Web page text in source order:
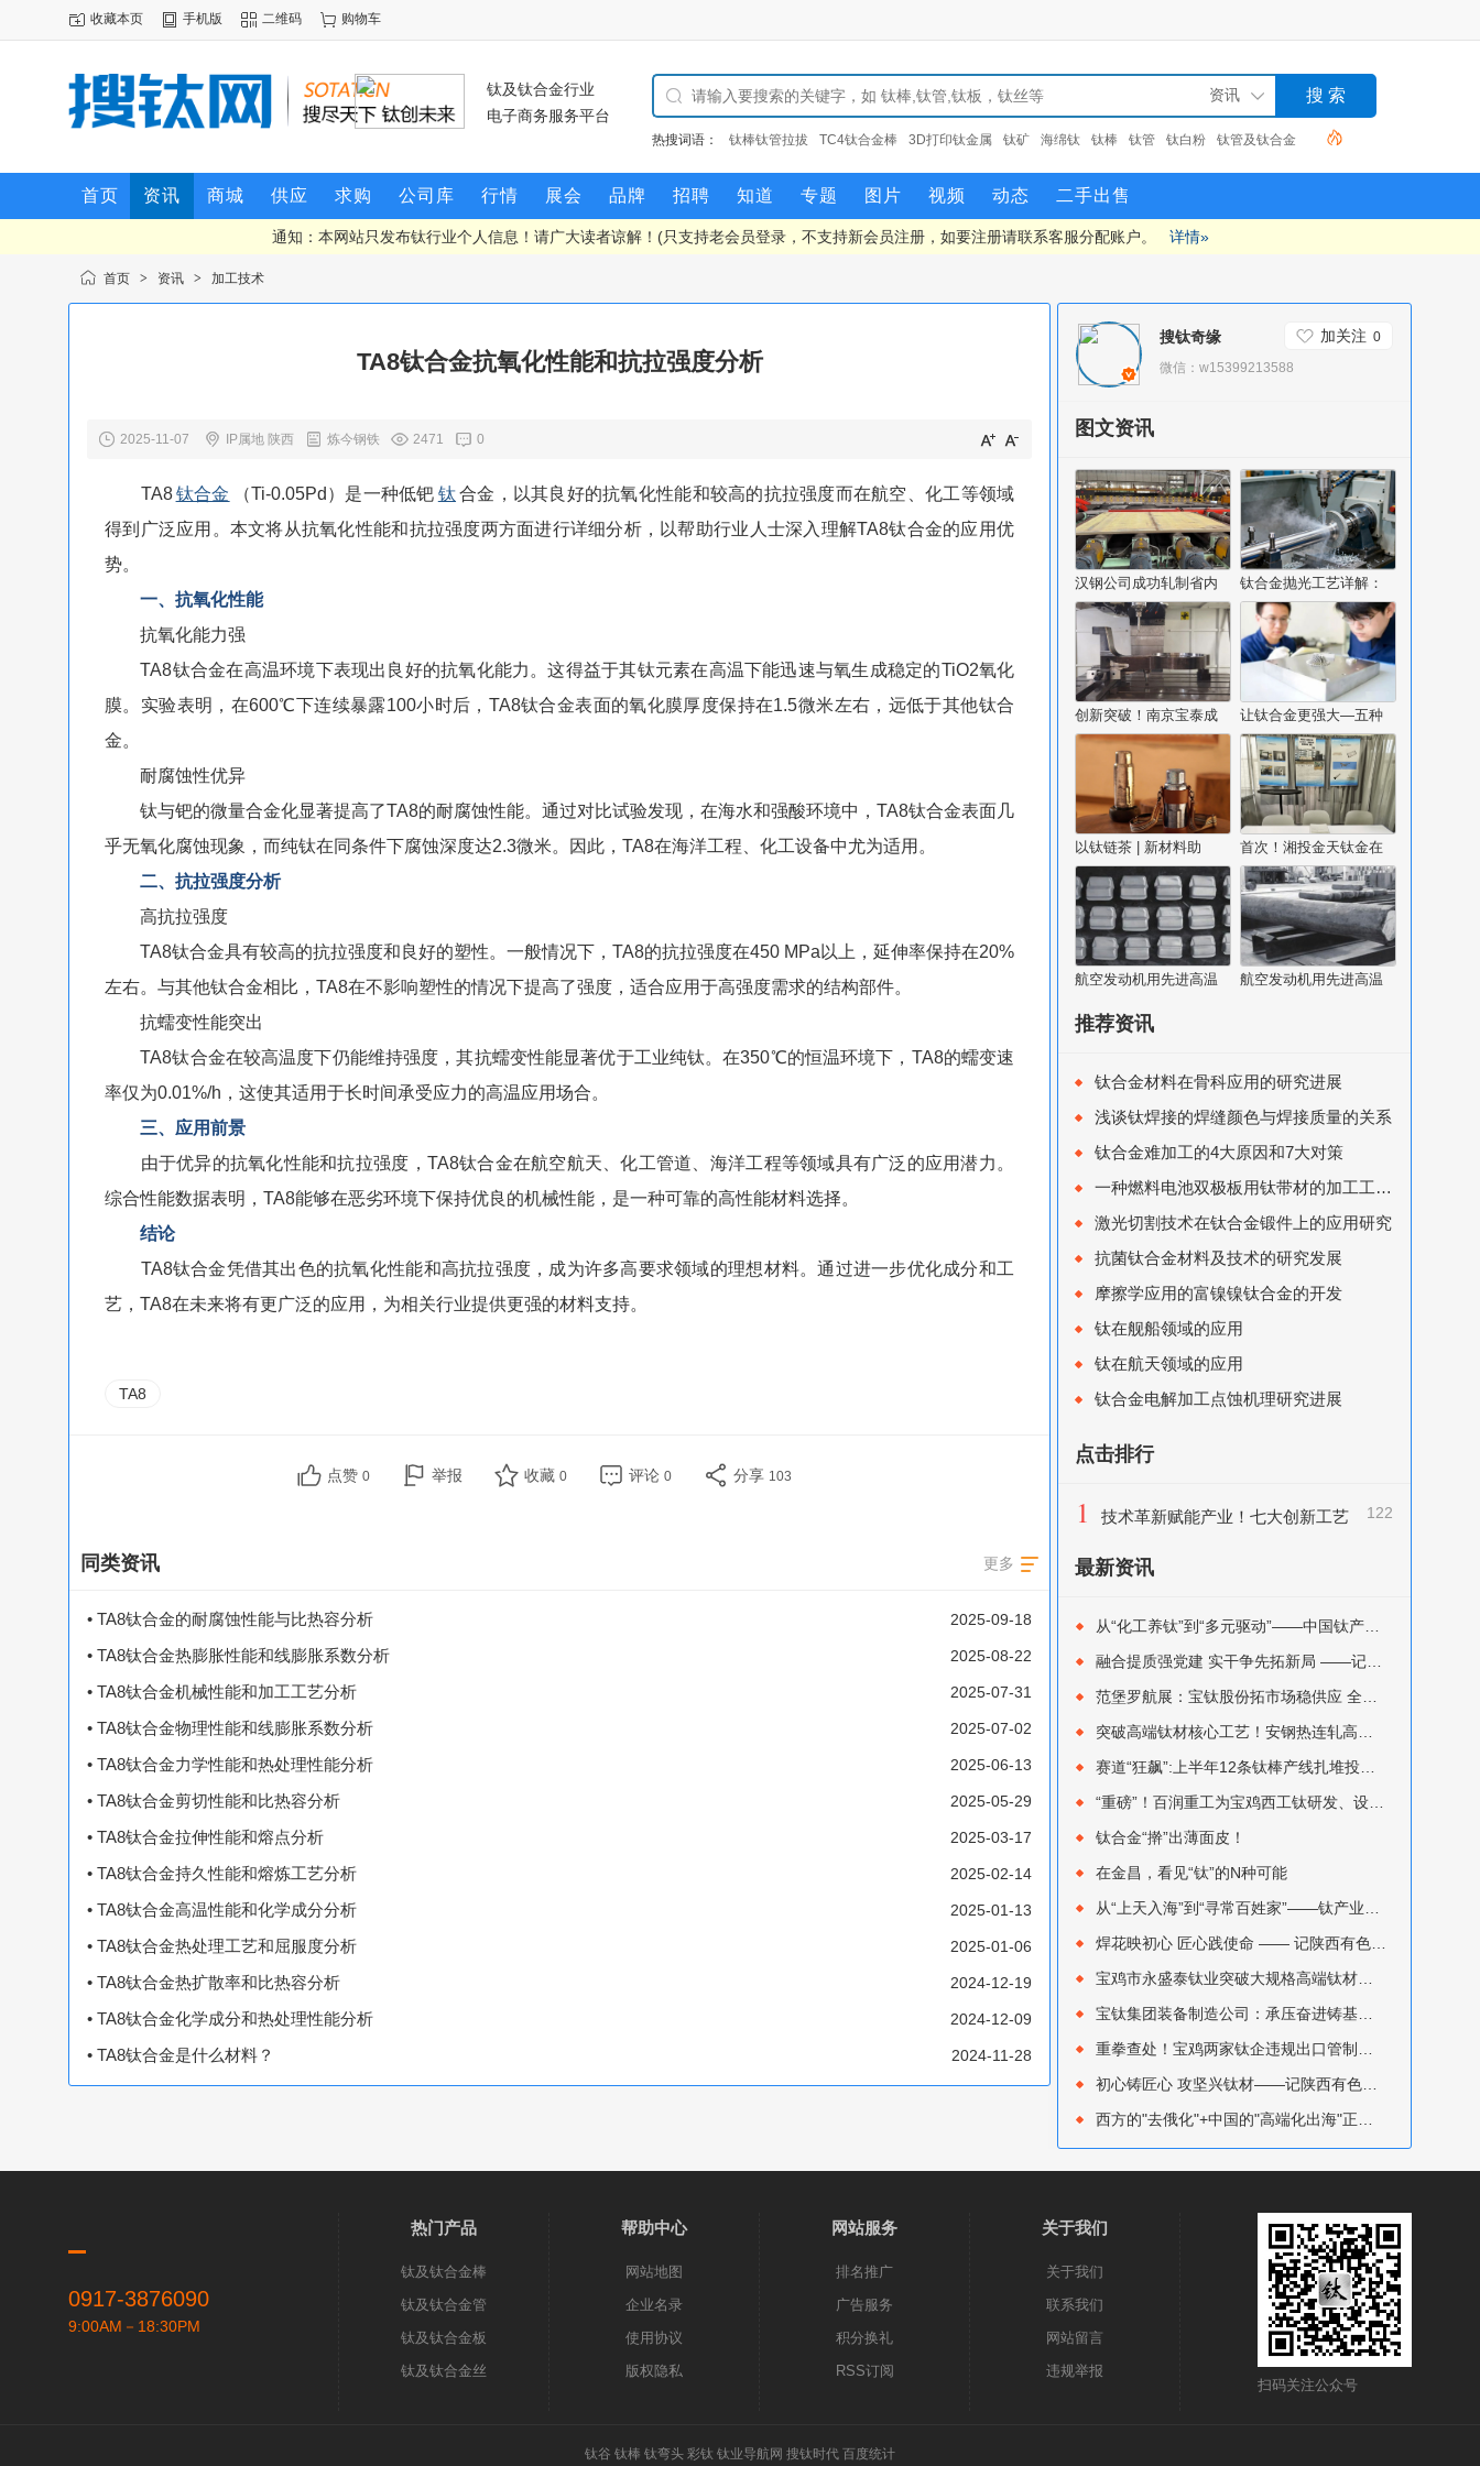
收藏本页 手机版 二维码 购物车
钛及钛合金行业
电子商务服务平台
热搜词语： TC4钛合金棒 3D打印钛金属 钛矿 海绵钛 钛棒 钛管 钛白粉 钛管及钛合金 TC4钛合金 钛
棒钛管拉拔
首页 资讯 商城 供应 求购 公司库 行情 展会 品牌 招聘 知道 专题 图片 视频 动态 二手出售
通知：本网站只发布钛行业个人信息！请广大读者谅解！(只支持老会员登录，不支持新会员注册，如要注册请联系客服分配账户。 详情»
首页 > 资讯 > 加工技术
TA8钛合金抗氧化性能和抗拉强度分析
2025-11-07 IP属地 陕西 炼今钢铁 2471 0
TA8 钛合金 （Ti-0.05Pd）是一种低钯 钛合金，以其良好的抗氧化性能和较高的抗拉强度而在航空、化工等领域
得到广泛应用。本文将从抗氧化性能和抗拉强度两方面进行详细分析，以帮助行业人士深入理解TA8钛合金的应用优
势。
一、抗氧化性能
抗氧化能力强
TA8钛合金在高温环境下表现出良好的抗氧化能力。这得益于其钛元素在高温下能迅速与氧生成稳定的TiO2氧化
膜。实验表明，在600℃下连续暴露100小时后，TA8钛合金表面的氧化膜厚度保持在1.5微米左右，远低于其他钛合
金。
耐腐蚀性优异
钛与钯的微量合金化显著提高了TA8的耐腐蚀性能。通过对比试验发现，在海水和强酸环境中，TA8钛合金表面几
乎无氧化腐蚀现象，而纯钛在同条件下腐蚀深度达2.3微米。因此，TA8在海洋工程、化工设备中尤为适用。
二、抗拉强度分析
高抗拉强度
TA8钛合金具有较高的抗拉强度和良好的塑性。一般情况下，TA8的抗拉强度在450 MPa以上，延伸率保持在20%
左右。与其他钛合金相比，TA8在不影响塑性的情况下提高了强度，适合应用于高强度需求的结构部件。
抗蠕变性能突出
TA8钛合金在较高温度下仍能维持强度，其抗蠕变性能显著优于工业纯钛。在350℃的恒温环境下，TA8的蠕变速
率仅为0.01%/h，这使其适用于长时间承受应力的高温应用场合。
三、应用前景
由于优异的抗氧化性能和抗拉强度，TA8钛合金在航空航天、化工管道、海洋工程等领域具有广泛的应用潜力。
综合性能数据表明，TA8能够在恶劣环境下保持优良的机械性能，是一种可靠的高性能材料选择。
结论
TA8钛合金凭借其出色的抗氧化性能和高抗拉强度，成为许多高要求领域的理想材料。通过进一步优化成分和工
艺，TA8在未来将有更广泛的应用，为相关行业提供更强的材料支持。
TA8
点赞 0 举报 收藏 0 评论 0 分享 103
更多
同类资讯
2025-09-18
• TA8钛合金的耐腐蚀性能与比热容分析
2025-08-22
• TA8钛合金热膨胀性能和线膨胀系数分析
2025-07-31
• TA8钛合金机械性能和加工工艺分析
2025-07-02
• TA8钛合金物理性能和线膨胀系数分析
2025-06-13
• TA8钛合金力学性能和热处理性能分析
2025-05-29
• TA8钛合金剪切性能和比热容分析
2025-03-17
• TA8钛合金拉伸性能和熔点分析
2025-02-14
• TA8钛合金持久性能和熔炼工艺分析
2025-01-13
• TA8钛合金高温性能和化学成分分析
2025-01-06
• TA8钛合金热处理工艺和屈服度分析
2024-12-19
• TA8钛合金热扩散率和比热容分析
2024-12-09
• TA8钛合金化学成分和热处理性能分析
2024-11-28
• TA8钛合金是什么材料？
搜钛奇缘 加关注 0
微信：w15399213588
图文资讯
汉钢公司成功轧制省内 钛合金抛光工艺详解：
创新突破！南京宝泰成 让钛合金更强大—五种
以钛链茶 | 新材料助 首次！湘投金天钛金在
航空发动机用先进高温 航空发动机用先进高温
推荐资讯
钛合金材料在骨科应用的研究进展
浅谈钛焊接的焊缝颜色与焊接质量的关系
钛合金难加工的4大原因和7大对策
一种燃料电池双极板用钛带材的加工工艺研究
激光切割技术在钛合金锻件上的应用研究
抗菌钛合金材料及技术的研究发展
摩擦学应用的富镍镍钛合金的开发
钛在舰船领域的应用
钛在航天领域的应用
钛合金电解加工点蚀机理研究进展
点击排行
122
1
技术革新赋能产业！七大创新工艺
最新资讯
钛合金“擀”出薄面皮！
在金昌，看见“钛”的N种可能
0917-3876090
9:00AM－18:30PM
热门产品
钛及钛合金棒
钛及钛合金管
钛及钛合金板
钛及钛合金丝
帮助中心
网站地图
企业名录
使用协议
版权隐私
网站服务
排名推广
广告服务
积分换礼
RSS订阅
关于我们
关于我们
联系我们
网站留言
违规举报
扫码关注公众号
钛谷 钛棒 钛弯头 彩钛 钛业导航网 搜钛时代 百度统计